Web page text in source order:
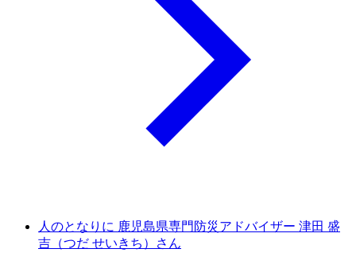
人のとなりに 鹿児島県専門防災アドバイザー 津田 盛
吉（つだ せいきち）さん